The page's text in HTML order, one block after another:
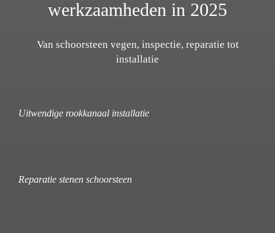
werkzaamheden in 2025
Van schoorsteen vegen, inspectie, reparatie tot
installatie
Uitwendige rookkanaal installatie
Reparatie stenen schoorsteen